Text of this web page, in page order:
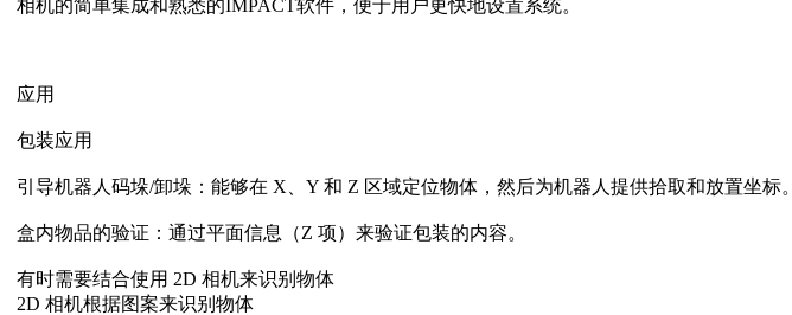
相机的简单集成和熟悉的IMPACT软件，便于用户更快地设置系统。
应用
包装应用
引导机器人码垛/卸垛：能够在 X、Y 和 Z 区域定位物体，然后为机器人提供拾取和放置坐标。
盒内物品的验证：通过平面信息（Z 项）来验证包装的内容。
有时需要结合使用 2D 相机来识别物体
2D 相机根据图案来识别物体